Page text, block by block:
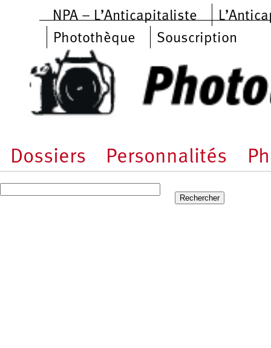
Aller au contenu principal
NPA – L’Anticapitaliste
Photothèque
Souscription
Dossiers Personnalités